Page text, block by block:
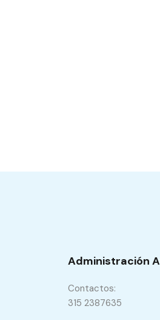
Administración
Contactos:
315 2387635